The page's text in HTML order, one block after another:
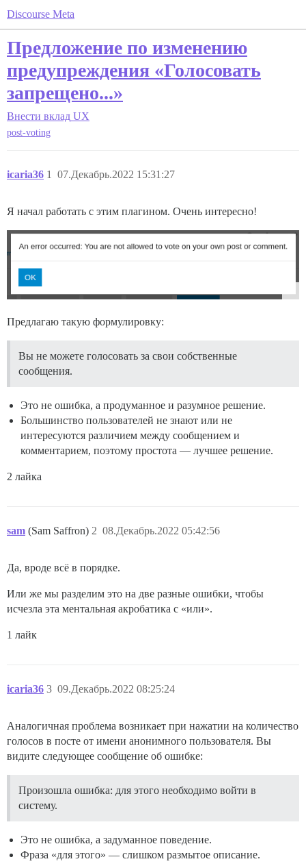
Discourse Meta
Предложение по изменению
предупреждения «Голосовать
запрещено...»
Внести вклад UX
post-voting
icaria36 07.Декабрь.2022 15:31:27
1
Я начал работать с этим плагином. Очень интересно!
Предлагаю такую формулировку:
Вы не можете голосовать за свои собственные
сообщения.
Это не ошибка, а продуманное и разумное решение.
Большинство пользователей не знают или не
интересуются различием между сообщением и
комментарием, поэтому простота — лучшее решение.
2 лайка
sam (Sam Saffron) 08.Декабрь.2022 05:42:56
2
Да, вроде всё в порядке.
Или же мы разделим это на две разные ошибки, чтобы
исчезла эта ментальная акробатика с «или».
1 лайк
icaria36 09.Декабрь.2022 08:25:24
3
Аналогичная проблема возникает при нажатии на количество
голосов в посте от имени анонимного пользователя. Вы
видите следующее сообщение об ошибке:
Произошла ошибка: для этого необходимо войти в
систему.
Это не ошибка, а задуманное поведение.
Фраза «для этого» — слишком размытое описание.